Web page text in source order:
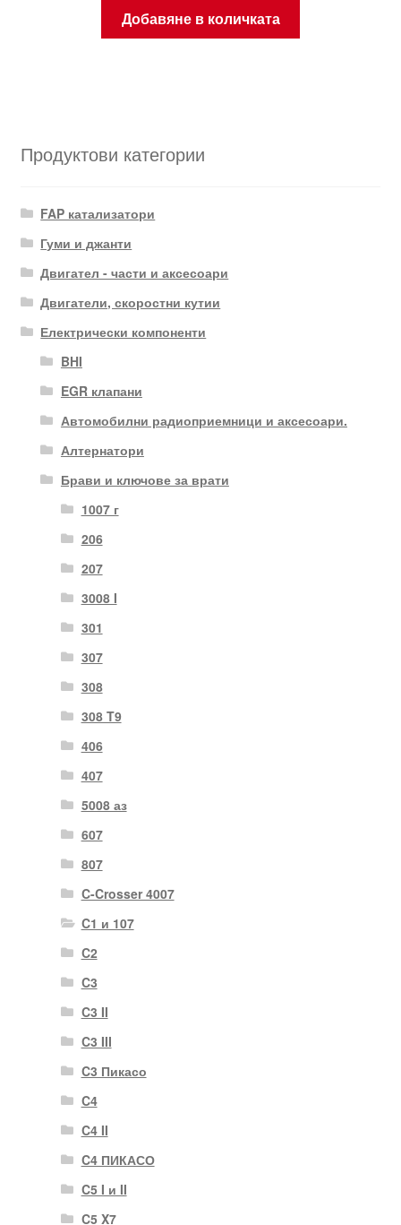
Добавяне в количката
Продуктови категории
FAP катализатори
Гуми и джанти
Двигател - части и аксесоари
Двигатели, скоростни кутии
Електрически компоненти
BHI
EGR клапани
Автомобилни радиоприемници и аксесоари.
Алтернатори
Брави и ключове за врати
1007 г
206
207
3008 I
301
307
308
308 T9
406
407
5008 аз
607
807
C-Crosser 4007
C1 и 107
C2
C3
C3 II
C3 III
C3 Пикасо
C4
C4 II
C4 ПИКАСО
C5 I и II
C5 X7